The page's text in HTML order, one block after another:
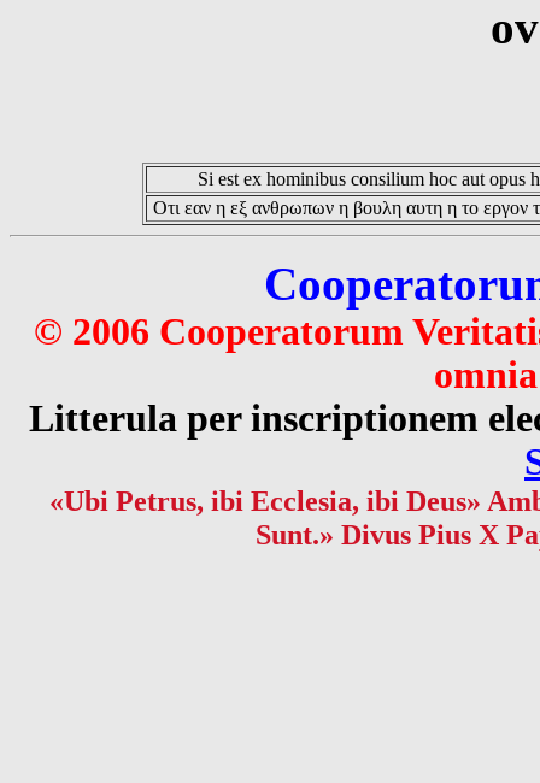
Si est ex hominibus consilium hoc aut opus
Οτι εαν η εξ ανθρωπων η βουλη αυτη η το εργον
© 2006 Cooperatorum
Litterula per inscriptionem
«Ubi Petrus, ibi Ecclesia, ibi Deus»
Sunt.» Divus Pius X